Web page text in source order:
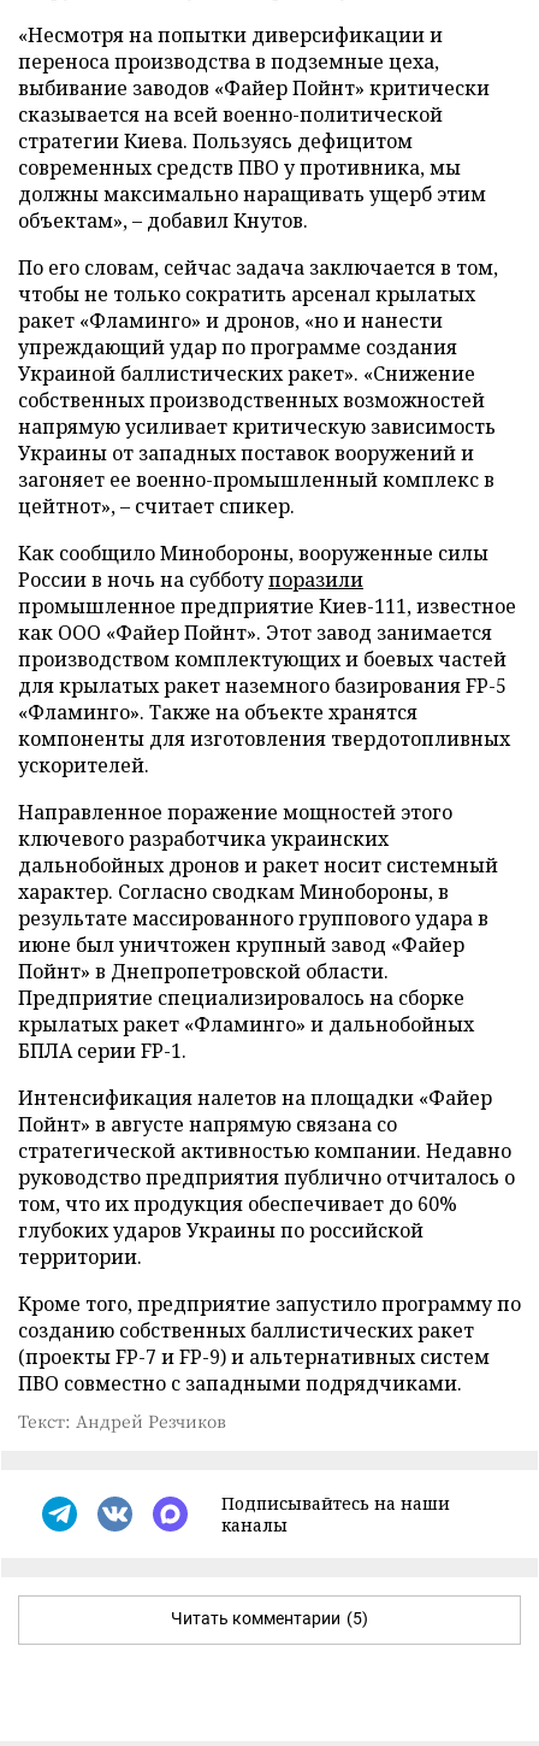
«Несмотря на попытки диверсификации и
переноса производства в подземные цеха,
выбивание заводов «Файер Пойнт» критически
сказывается на всей военно-политической
стратегии Киева. Пользуясь дефицитом
современных средств ПВО у противника, мы
должны максимально наращивать ущерб этим
объектам», – добавил Кнутов.
По его словам, сейчас задача заключается в том,
чтобы не только сократить арсенал крылатых
ракет «Фламинго» и дронов, «но и нанести
упреждающий удар по программе создания
Украиной баллистических ракет». «Снижение
собственных производственных возможностей
напрямую усиливает критическую зависимость
Украины от западных поставок вооружений и
загоняет ее военно-промышленный комплекс в
цейтнот», – считает спикер.
Как сообщило Минобороны, вооруженные силы
России в ночь на субботупоразили
промышленное предприятие Киев-111, известное
как ООО «Файер Пойнт». Этот завод занимается
производством комплектующих и боевых частей
для крылатых ракет наземного базирования FP-5
«Фламинго». Также на объекте хранятся
компоненты для изготовления твердотопливных
ускорителей.
Направленное поражение мощностей этого
ключевого разработчика украинских
дальнобойных дронов и ракет носит системный
характер. Согласно сводкам Минобороны, в
результате массированного группового удара в
июне был уничтожен крупный завод «Файер
Пойнт» в Днепропетровской области.
Предприятие специализировалось на сборке
крылатых ракет «Фламинго» и дальнобойных
БПЛА серии FP-1.
Интенсификация налетов на площадки «Файер
Пойнт» в августе напрямую связана со
стратегической активностью компании. Недавно
руководство предприятия публично отчиталось о
том, что их продукция обеспечивает до 60%
глубоких ударов Украины по российской
территории.
Кроме того, предприятие запустило программу по
созданию собственных баллистических ракет
(проекты FP-7 и FP-9) и альтернативных систем
ПВО совместно с западными подрядчиками.
Текст: Андрей Резчиков
Подписывайтесь на наши
каналы
Читать комментарии (5)